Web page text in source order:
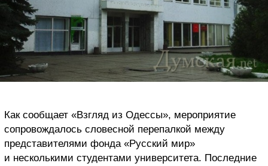
Как сообщает «Взгляд из Одессы», мероприятие
сопровождалось словесной перепалкой между
представителями фонда «Русский мир»
и несколькими студентами университета. Последние